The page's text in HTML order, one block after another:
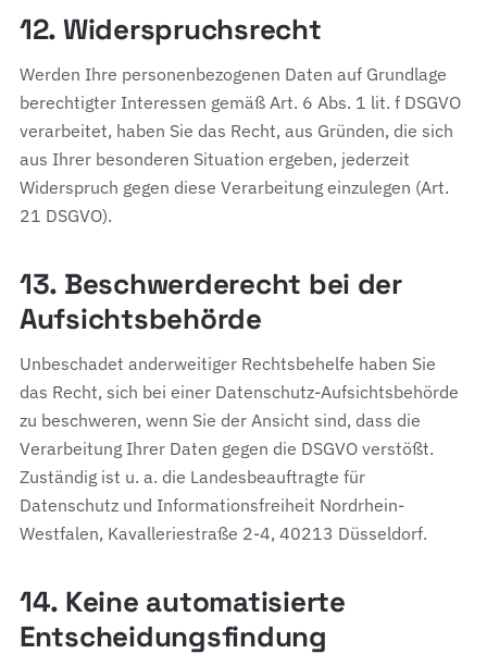
12. Widerspruchsrecht
Werden Ihre personenbezogenen Daten auf Grundlage
berechtigter Interessen gemäß Art. 6 Abs. 1 lit. f DSGVO
verarbeitet, haben Sie das Recht, aus Gründen, die sich
aus Ihrer besonderen Situation ergeben, jederzeit
Widerspruch gegen diese Verarbeitung einzulegen (Art.
21 DSGVO).
13. Beschwerderecht bei der
Aufsichtsbehörde
Unbeschadet anderweitiger Rechtsbehelfe haben Sie
das Recht, sich bei einer Datenschutz-Aufsichtsbehörde
zu beschweren, wenn Sie der Ansicht sind, dass die
Verarbeitung Ihrer Daten gegen die DSGVO verstößt.
Zuständig ist u. a. die Landesbeauftragte für
Datenschutz und Informationsfreiheit Nordrhein-
Westfalen, Kavalleriestraße 2-4, 40213 Düsseldorf.
14. Keine automatisierte
Entscheidungsfindung